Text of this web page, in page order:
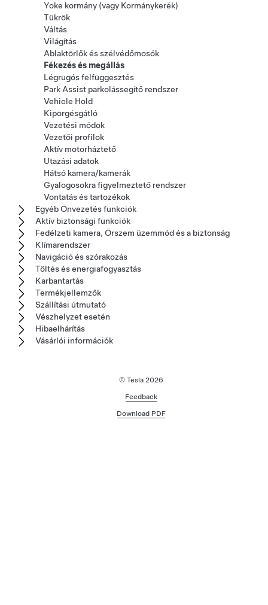
Yoke kormány (vagy Kormánykerék)
Tükrök
Váltás
Világítás
Ablaktörlők és szélvédőmosók
Fékezés és megállás
Légrugós felfüggesztés
Park Assist parkolássegítő rendszer
Vehicle Hold
Kipörgésgátló
Vezetési módok
Vezetői profilok
Aktív motorháztető
Utazási adatok
Hátsó kamera/kamerák
Gyalogosokra figyelmeztető rendszer
Vontatás és tartozékok
Egyéb Önvezetés funkciók
Aktív biztonsági funkciók
Fedélzeti kamera, Őrszem üzemmód és a biztonság
Klímarendszer
Navigáció és szórakozás
Töltés és energiafogyasztás
Karbantartás
Termékjellemzők
Szállítási útmutató
Vészhelyzet esetén
Hibaelhárítás
Vásárlói információk
© Tesla 2026
Feedback
Download PDF